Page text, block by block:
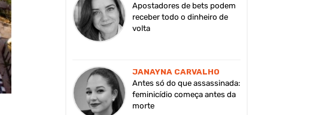
Apostadores de bets podem
receber todo o dinheiro de
volta
JANAYNA CARVALHO
Antes só do que assassinada:
feminicídio começa antes da
morte